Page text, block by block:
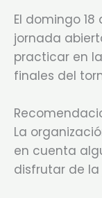
El domingo
jornada
practicar en
finales del
La
en cuenta
disfrutar de